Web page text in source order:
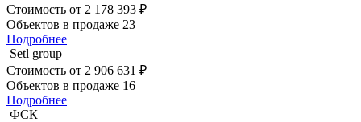
Стоимость от 2 178 393 ₽
Объектов в продаже 23
Подробнее
Setl group
Стоимость от 2 906 631 ₽
Объектов в продаже 16
Подробнее
ФСК